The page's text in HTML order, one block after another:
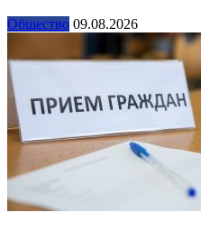
Общество 09.08.2026